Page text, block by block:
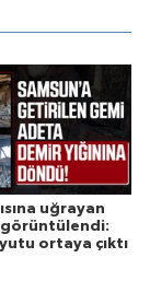
uğrayan
görüntülendi:
ortaya çıktı